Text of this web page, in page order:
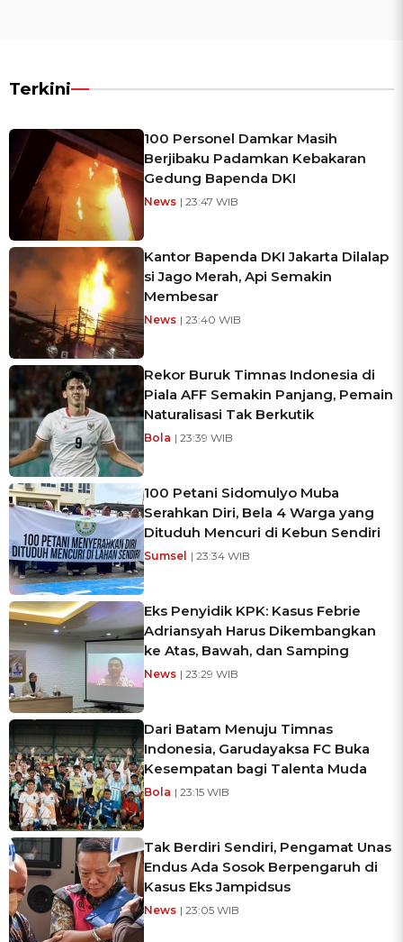
Terkini
100 Personel Damkar Masih
Berjibaku Padamkan Kebakaran
Gedung Bapenda DKI
News | 23:47 WIB
Kantor Bapenda DKI Jakarta Dilalap
si Jago Merah, Api Semakin
Membesar
News | 23:40 WIB
Rekor Buruk Timnas Indonesia di
Piala AFF Semakin Panjang, Pemain
Naturalisasi Tak Berkutik
Bola | 23:39 WIB
100 Petani Sidomulyo Muba
Serahkan Diri, Bela 4 Warga yang
Dituduh Mencuri di Kebun Sendiri
Sumsel | 23:34 WIB
Eks Penyidik KPK: Kasus Febrie
Adriansyah Harus Dikembangkan
ke Atas, Bawah, dan Samping
News | 23:29 WIB
Dari Batam Menuju Timnas
Indonesia, Garudayaksa FC Buka
Kesempatan bagi Talenta Muda
Bola | 23:15 WIB
Tak Berdiri Sendiri, Pengamat Unas
Endus Ada Sosok Berpengaruh di
Kasus Eks Jampidsus
News | 23:05 WIB